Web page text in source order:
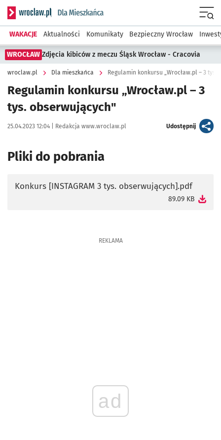
Serwis informacyjny wroclaw.pl podserwis: Dla mieszkańca
WAKACJE Aktualności Komunikaty Bezpieczny Wrocław
WROCŁAW Zdjęcia kibiców z meczu Śląsk Wrocław - Cracovia
wroclaw.pl Dla mieszkańca Regulamin konkursu „Wrocław.pl – 3
Regulamin konkursu „Wrocław.pl – 3
tys. obserwujących"
Data publikacji:
25.04.2023 12:04 | Autor:
Redakcja www.wroclaw.pl Udostępnijartykuł
Pliki do pobrania
Konkurs [INSTAGRAM 3 tys. obserwujących].pdf
89.09 KB
REKLAMA
ad